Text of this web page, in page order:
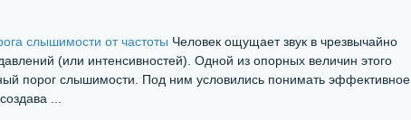
слышимости от частоты Человек ощущает звук в чрезвычайно
(или интенсивностей). Одной из опорных величин этого
порог слышимости. Под ним условились понимать эффективное
...